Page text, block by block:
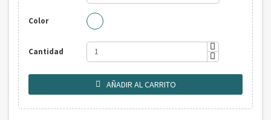
Color
Cantidad
 AÑADIR AL CARRITO